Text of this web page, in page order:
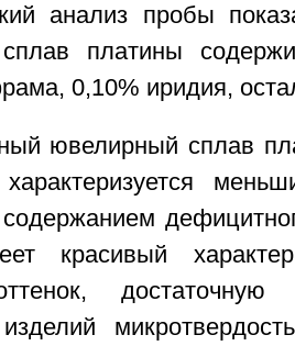
анализ пробы
платины
0,10% иридия,
ювелирный сплав
красивый
достаточную